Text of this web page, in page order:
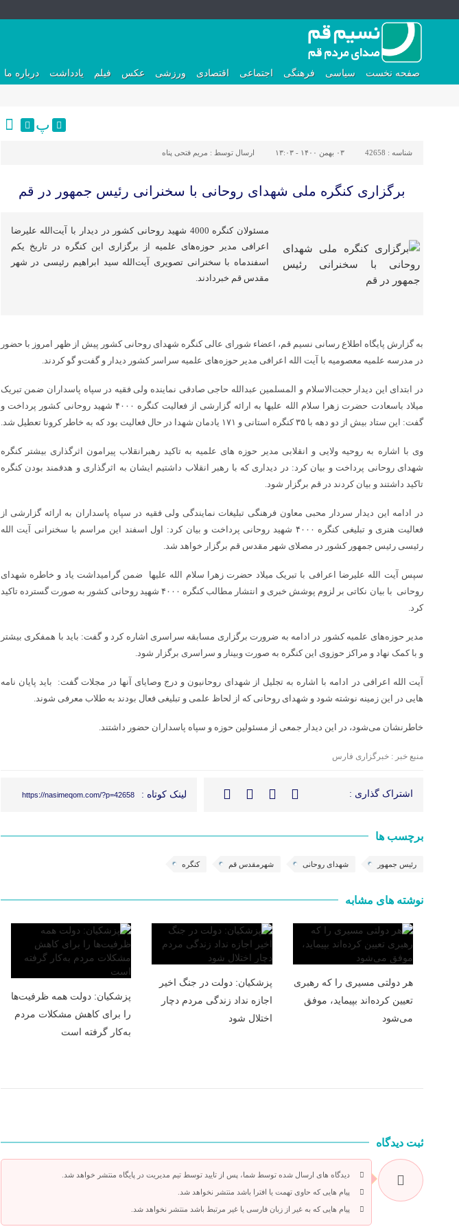
صفحه نخست سیاسی فرهنگی اجتماعی اقتصادی ورزشی عکس فیلم یادداشت درباره ما
پ
شناسه : 42658 ۰۳ بهمن ۱۴۰۰ - ۱۳:۰۳ ارسال توسط : مریم فتحی پناه
برگزاری کنگره ملی شهدای روحانی با سخنرانی رئیس جمهور در قم
مسئولان کنگره 4000 شهید روحانی کشور در دیدار با آیت‌الله علیرضا
اعرافی مدیر حوزه‌های علمیه از برگزاری این کنگره در تاریخ یکم
اسفندماه با سخنرانی تصویری آیت‌الله سید ابراهیم رئیسی در شهر
مقدس قم خبردادند.
به گزارش پایگاه اطلاع رسانی نسیم قم، اعضاء شورای عالی کنگره شهدای روحانی کشور پیش از ظهر امروز با حضور
در مدرسه علمیه معصومیه با آیت الله اعرافی مدیر حوزه‌های علمیه سراسر کشور دیدار و گفت‌و گو کردند.
در ابتدای این دیدار حجت‌الاسلام و المسلمین عبدالله حاجی صادقی نماینده ولی فقیه در سپاه پاسداران ضمن تبریک
میلاد باسعادت حضرت زهرا سلام الله علیها به ارائه گزارشی از فعالیت کنگره ۴۰۰۰ شهید روحانی کشور پرداخت و
گفت: این ستاد بیش از دو دهه با ۳۵ کنگره استانی و ۱۷۱ یادمان شهدا در حال فعالیت بود که به خاطر کرونا تعطیل شد.
وی با اشاره به روحیه ولایی و انقلابی مدیر حوزه های علمیه به تاکید رهبرانقلاب پیرامون اثرگذاری بیشتر کنگره
شهدای روحانی پرداخت و بیان کرد: در دیداری که با رهبر انقلاب داشتیم ایشان به اثرگذاری و هدفمند بودن کنگره
تاکید داشتند و بیان کردند در قم برگزار شود.
در ادامه این دیدار سردار محبی معاون فرهنگی تبلیغات نمایندگی ولی فقیه در سپاه پاسداران به ارائه گزارشی از
فعالیت هنری و تبلیغی کنگره ۴۰۰۰ شهید روحانی پرداخت و بیان کرد: اول اسفند این مراسم با سخنرانی آیت الله
رئیسی رئیس جمهور کشور در مصلای شهر مقدس قم برگزار خواهد شد.
سپس آیت الله علیرضا اعرافی با تبریک میلاد حضرت زهرا سلام الله علیها ضمن گرامیداشت یاد و خاطره شهدای
روحانی با بیان نکاتی بر لزوم پوشش خبری و انتشار مطالب کنگره ۴۰۰۰ شهید روحانی کشور به صورت گسترده تاکید
کرد.
مدیر حوزه‌های علمیه کشور در ادامه به ضرورت برگزاری مسابقه سراسری اشاره کرد و گفت: باید با همفکری بیشتر
و با کمک نهاد و مراکز حوزوی این کنگره به صورت وبینار و سراسری برگزار شود.
آیت الله اعرافی در ادامه با اشاره به تجلیل از شهدای روحانیون و درج وصایای آنها در مجلات گفت: باید پایان نامه
هایی در این زمینه نوشته شود و شهدای روحانی که از لحاظ علمی و تبلیغی فعال بودند به طلاب معرفی شوند.
خاطرنشان می‌شود، در این دیدار جمعی از مسئولین حوزه و سپاه پاسداران حضور داشتند.
منبع خبر : خبرگزاری فارس
اشتراک گذاری : لینک کوتاه : https://nasimeqom.com/?p=42658
برچسب ها
رئیس جمهور شهدای روحانی شهرمقدس قم کنگره
نوشته های مشابه
هر دولتی مسیری را که رهبری
تعیین کرده‌اند بپیماید، موفق
می‌شود
پزشکیان: دولت در جنگ اخیر
اجازه نداد زندگی مردم دچار
اختلال شود
پزشکیان: دولت همه ظرفیت‌ها
را برای کاهش مشکلات مردم
به‌کار گرفته است
ثبت دیدگاه
دیدگاه های ارسال شده توسط شما، پس از تایید توسط تیم مدیریت در پایگاه منتشر خواهد شد.
پیام هایی که حاوی تهمت یا افترا باشد منتشر نخواهد شد.
پیام هایی که به غیر از زبان فارسی یا غیر مرتبط باشد منتشر نخواهد شد.